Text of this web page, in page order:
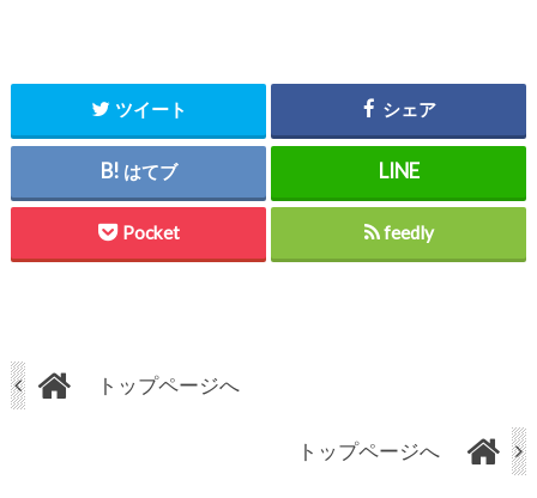
ツイート シェア
はてブ
Pocket feedly
トップページへ
トップページへ